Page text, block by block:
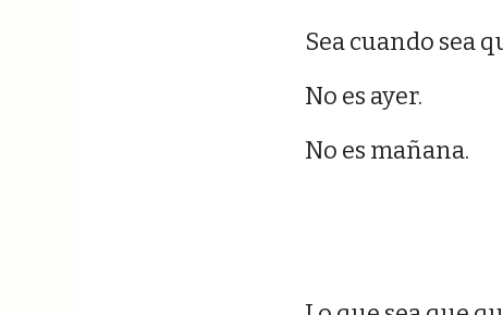
Sea cuando sea
No es ayer.
No es mañana.